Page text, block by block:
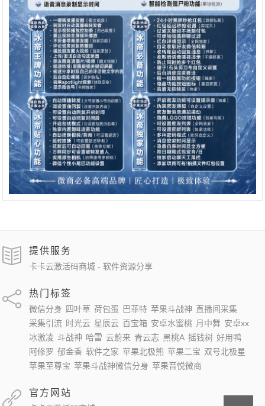
提供服务
卡卡云激活码商城 - 软件资源分享
热门标签
微信分身 四叶草 荷包蛋 巴菲特 苹果斗战神 直播间采集
采集引流 时光云 星辰云 百宝箱 安卓水蜜桃 月中舞 安卓xx
冰激凌 斗战神 哈雷 云蔚来 青云志 黑桃A 摇钱树 好用鸭
阿修罗 郁金香 软件之家 苹果北极熊 苹果二宝 双号北极星
苹果至尊宝 苹果斗战神微信分身 苹果音悦微商
官方网站